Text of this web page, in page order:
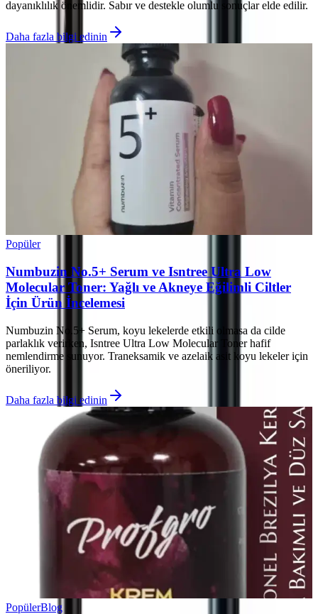
dayanıklılık önemlidir. Sabır ve destekle olumlu sonuçlar elde edilir.
Daha fazla bilgi edinin
Popüler
Numbuzin No.5+ Serum ve Isntree Ultra Low
Molecular Toner: Yağlı ve Akneye Eğilimli Ciltler
İçin Ürün İncelemesi
Numbuzin No.5+ Serum, koyu lekelerde etkili olmasa da cilde
parlaklık verirken, Isntree Ultra Low Molecular Toner hafif
nemlendirme sunuyor. Traneksamik ve azelaik asit koyu lekeler için
öneriliyor.
Daha fazla bilgi edinin
PopülerBlog